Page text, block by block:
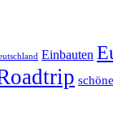
Einbauten